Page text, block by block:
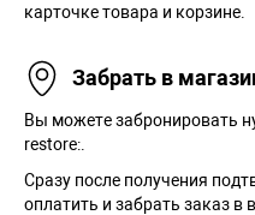
карточке товара и корзине.
Забрать в
Вы можете забронировать
restore:.
Сразу после получения
оплатить и забрать заказ в